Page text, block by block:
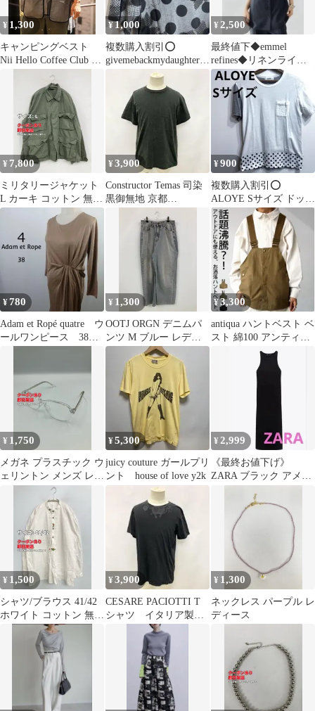
¥ 1,300
キャンピングベスト
Nii Hello Coffee Club ア
ウトドアベスト
¥1,000
複数購入割引⭕️
givemebackmydaughter L
サイドット 水玉
¥ 2,500
最終値下◆emmel
refines◆リネンライクV
ネックジレ ベスト◆
ブラック
¥ 7,800
ミリタリージャケット
L カーキ コットン 無地
フードなし ボタン留め
¥3,900
Constructor Temas 司染
黒御無地 京都
SHINGURO染め
¥900
複数購入割引⭕️
ALOYE Sサイズ ドッ
ト 水玉 クレイジー
パターン
¥780
Adam et Ropé quatre ウ
ールワンピース 38
¥ 1,300
OOTJ ORGN デニムパ
ンツ M ブルー レディ
ース
¥3,300
antiqua ハントベスト ベ
スト 綿100 アンティ
カ カーキ
¥ 1,750
メガネ プラスチック ウ
ェリントン メンズ レデ
¥5,300
juicy couture ガールプリ
ント house of love y2k
¥2,999
《最終お値下げ》
ZARA ブラック アメス
¥ 1,500
シャツ/ブラウス 41/42
ホワイト コットン 無地
刺繍 ミドル丈 長袖 ス
タンドカラー レディー
¥3,900
CESARE PACIOTTI T
シャツ イタリア製
¥ 1,300
ネックレス パープル レ
ディース